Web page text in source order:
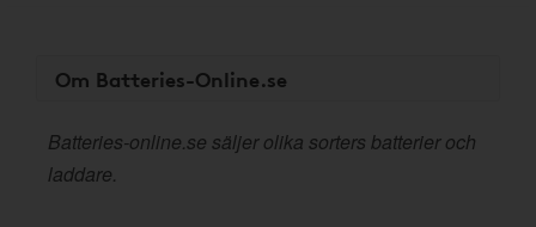
Om Batteries-Online.se
Batteries-online.se säljer olika sorters batterier och
laddare.